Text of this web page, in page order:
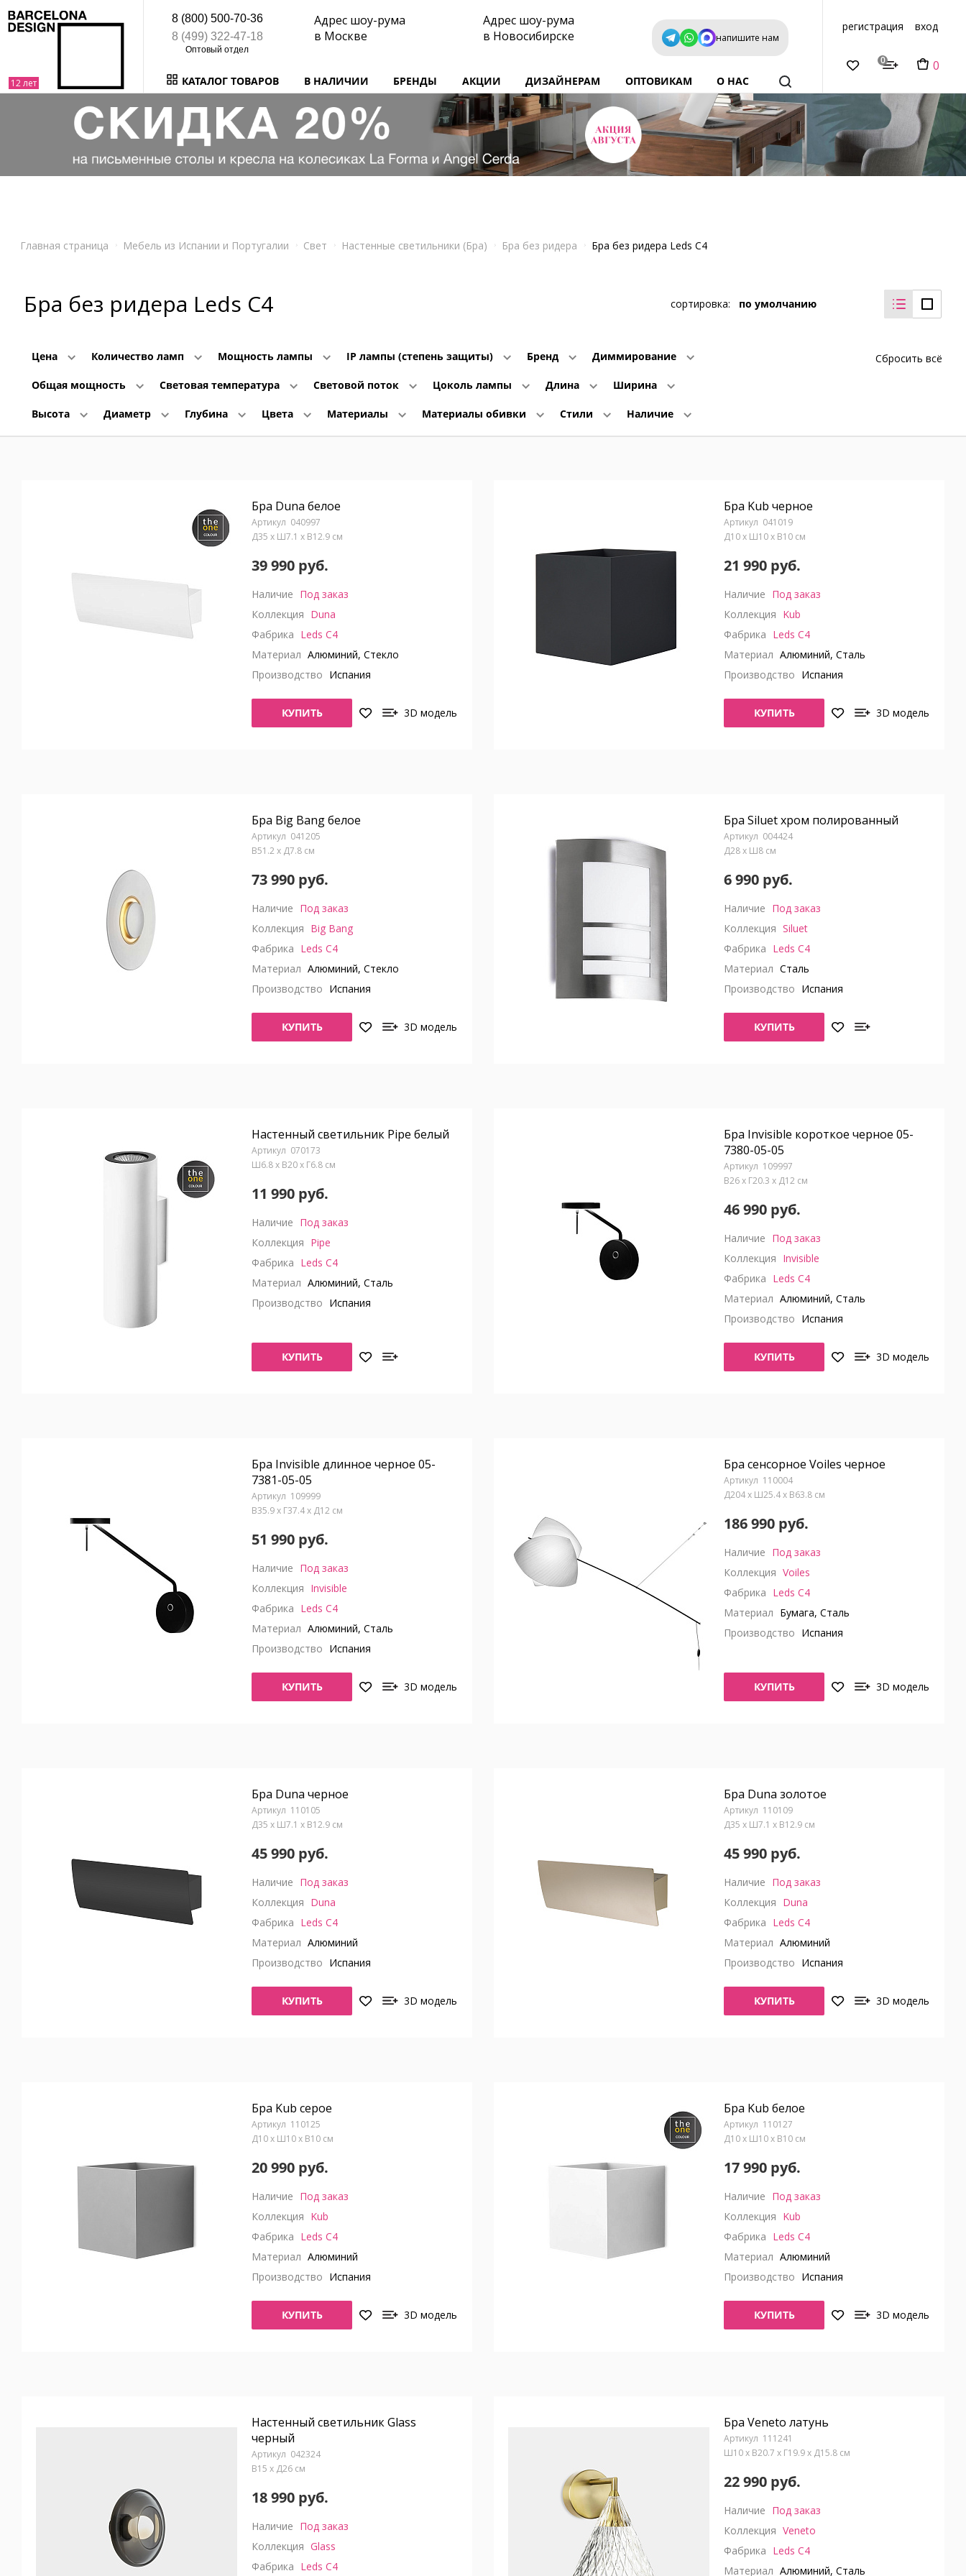
8 (800) 500-70-36
8 (499) 322-47-18
Адрес шоу-рума
в Москве
Адрес шоу-рума
в Новосибирске
напишите нам
КАТАЛОГ ТОВАРОВ В НАЛИЧИИ БРЕНДЫ АКЦИИ ДИЗАЙНЕРАМ ОПТОВИКАМ О НАС
регистрация вход
0 0
Главная страница Мебель из Испании и Португалии Свет Настенные светильники (Бра) Бра без ридера Бра без ридера Leds C4
Бра без ридера Leds C4
Цена Количество ламп Мощность лампы IP лампы (степень защиты) Бренд Диммирование
Общая мощность Световая температура Световой поток Цоколь лампы Длина Ширина
Высота Диаметр Глубина Цвета Материалы Материалы обивки Стили Наличие
сортировка: по умолчанию
Сбросить всё
Бра Duna белое
040997
Д35 x Ш7.1 x В12.9 см
39 990 руб.
Наличие Под заказ
Коллекция Duna
Фабрика Leds C4
Материал Алюминий, Стекло
Производство Испания
КУПИТЬ 3D модель
Бра Kub черное
041019
Д10 x Ш10 x В10 см
21 990 руб.
Наличие Под заказ
Коллекция Kub
Фабрика Leds C4
Материал Алюминий, Сталь
Производство Испания
КУПИТЬ 3D модель
Бра Big Bang белое
041205
В51.2 x Д7.8 см
73 990 руб.
Наличие Под заказ
Коллекция Big Bang
Фабрика Leds C4
Материал Алюминий, Стекло
Производство Испания
КУПИТЬ 3D модель
Бра Siluet хром полированный
004424
Д28 x Ш8 см
6 990 руб.
Наличие Под заказ
Коллекция Siluet
Фабрика Leds C4
Материал Сталь
Производство Испания
КУПИТЬ
Настенный светильник Pipe белый
070173
Ш6.8 x В20 x Г6.8 см
11 990 руб.
Наличие Под заказ
Коллекция Pipe
Фабрика Leds C4
Материал Алюминий, Сталь
Производство Испания
КУПИТЬ
Бра Invisible короткое черное 05-
7380-05-05
109997
В26 x Г20.3 x Д12 см
46 990 руб.
Наличие Под заказ
Коллекция Invisible
Фабрика Leds C4
Материал Алюминий, Сталь
Производство Испания
КУПИТЬ 3D модель
Бра Invisible длинное черное 05-
7381-05-05
109999
В35.9 x Г37.4 x Д12 см
51 990 руб.
Наличие Под заказ
Коллекция Invisible
Фабрика Leds C4
Материал Алюминий, Сталь
Производство Испания
КУПИТЬ 3D модель
Бра сенсорное Voiles черное
110004
Д204 x Ш25.4 x В63.8 см
186 990 руб.
Наличие Под заказ
Коллекция Voiles
Фабрика Leds C4
Материал Бумага, Сталь
Производство Испания
КУПИТЬ 3D модель
Бра Duna черное
110105
Д35 x Ш7.1 x В12.9 см
45 990 руб.
Наличие Под заказ
Коллекция Duna
Фабрика Leds C4
Материал Алюминий
Производство Испания
КУПИТЬ 3D модель
Бра Duna золотое
110109
Д35 x Ш7.1 x В12.9 см
45 990 руб.
Наличие Под заказ
Коллекция Duna
Фабрика Leds C4
Материал Алюминий
Производство Испания
КУПИТЬ 3D модель
Бра Kub серое
110125
Д10 x Ш10 x В10 см
20 990 руб.
Наличие Под заказ
Коллекция Kub
Фабрика Leds C4
Материал Алюминий
Производство Испания
КУПИТЬ 3D модель
Бра Kub белое
110127
Д10 x Ш10 x В10 см
17 990 руб.
Наличие Под заказ
Коллекция Kub
Фабрика Leds C4
Материал Алюминий
Производство Испания
КУПИТЬ 3D модель
Настенный светильник Glass
черный
042324
В15 x Д26 см
18 990 руб.
Наличие Под заказ
Коллекция Glass
Фабрика Leds C4
Бра Veneto латунь
111241
Ш10 x В20.7 x Г19.9 x Д15.8 см
22 990 руб.
Наличие Под заказ
Коллекция Veneto
Фабрика Leds C4
Материал Алюминий, Сталь